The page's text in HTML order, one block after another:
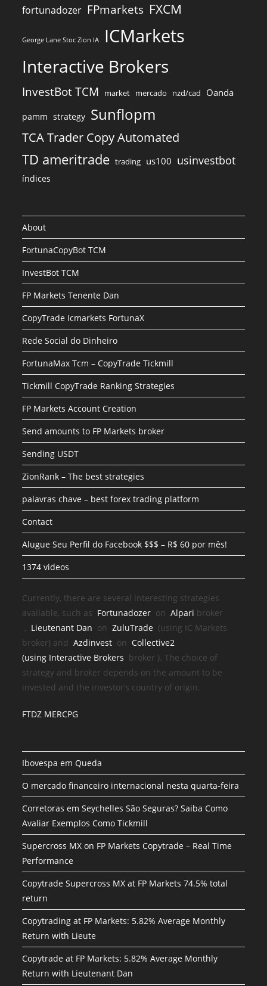
fortunadozer FPmarkets FXCM
George Lane Stoc Zion IA ICMarkets
Interactive Brokers
InvestBot TCM market mercado nzd/cad Oanda
pamm strategy Sunflopm
TCA Trader Copy Automated
TD ameritrade trading us100 usinvestbot
índices
About
FortunaCopyBot TCM
InvestBot TCM
FP Markets Tenente Dan
CopyTrade Icmarkets FortunaX
Rede Social do Dinheiro
FortunaMax Tcm – CopyTrade Tickmill
Tickmill CopyTrade Ranking Strategies
FP Markets Account Creation
Send amounts to FP Markets broker
Sending USDT
ZionRank – The best strategies
palavras chave – best forex trading platform
Contact
Alugue Seu Perfil do Facebook $$$ – R$ 60 por mês!
1374 videos
Currently, there are several interesting strategies
available, such as Fortunadozer onAlpari broker
, Lieutenant Dan onZuluTrade (using IC Markets
broker) andAzdinvest onCollective2
(using Interactive Brokers broker ). The choice of
strategy and broker depends on the amount to be
invested and the investor’s country of origin.
FTDZ MERCPG
Ibovespa em Queda
O mercado financeiro internacional nesta quarta-feira
Corretoras em Seychelles São Seguras? Saiba Como
Avaliar Exemplos Como Tickmill
Supercross MX on FP Markets Copytrade – Real Time
Performance
Copytrade Supercross MX at FP Markets 74.5% total
return
Copytrading at FP Markets: 5.82% Average Monthly
Return with Lieute
Copytrade at FP Markets: 5.82% Average Monthly
Return with Lieutenant Dan